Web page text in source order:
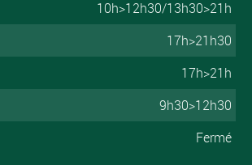
10h>12h30/13h30>21h
17h>21h30
17h>21h
9h30>12h30
Fermé